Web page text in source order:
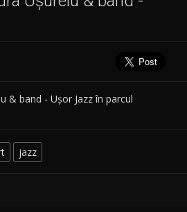
& band - Ușor Jazz în parcul
jazz